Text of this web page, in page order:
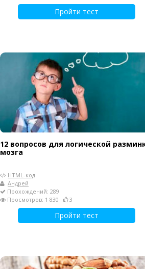
Пройти тест
12 вопросов для логической
мозга
HTML-код
Андрей
Прохождений: 289
Просмотров: 1 830
3
Пройти тест